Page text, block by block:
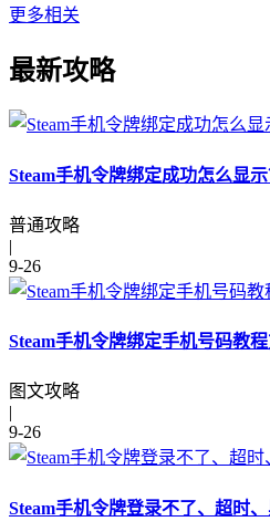
更多相关
最新攻略
Steam手机令牌绑定成功怎么显示
普通攻略
|
9-26
Steam手机令牌绑定手机号码教
图文攻略
|
9-26
Steam手机令牌登录不了、超时